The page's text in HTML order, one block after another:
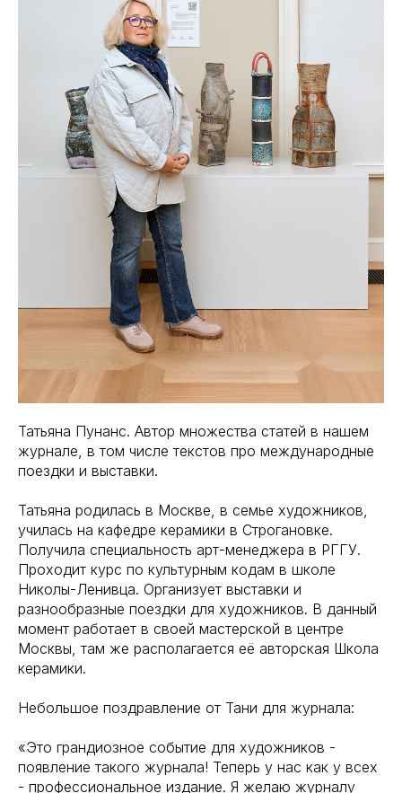
Татьяна Пунанс. Автор множества статей в нашем
журнале, в том числе текстов про международные
поездки и выставки.
Татьяна родилась в Москве, в семье художников,
училась на кафедре керамики в Строгановке.
Получила специальность арт-менеджера в РГГУ.
Проходит курс по культурным кодам в школе
Николы-Ленивца. Организует выставки и
разнообразные поездки для художников. В данный
момент работает в своей мастерской в центре
Москвы, там же располагается её авторская Школа
керамики.
Небольшое поздравление от Тани для журнала:
«Это грандиозное событие для художников -
появление такого журнала! Теперь у нас как у всех
- профессиональное издание. Я желаю журналу